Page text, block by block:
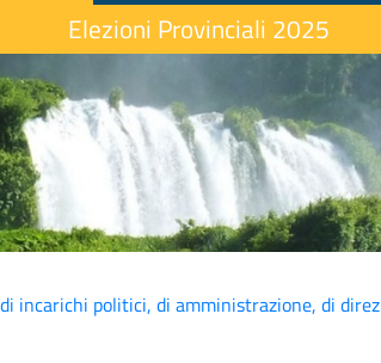
Elezioni Provinciali 2025
incarichi politici, di amministrazione, di